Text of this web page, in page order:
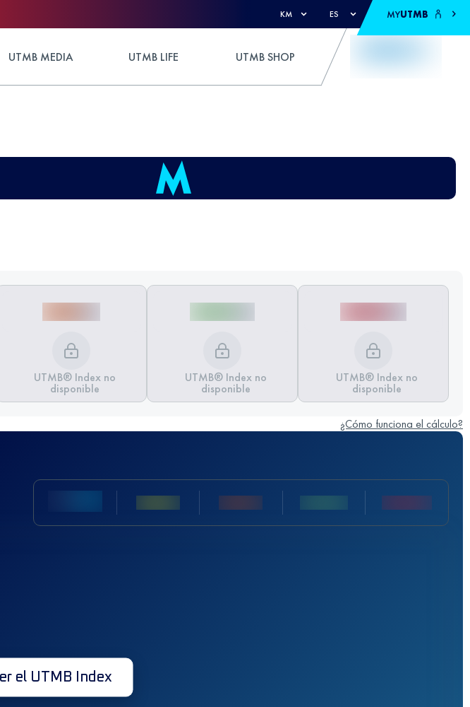
KM ES MYUTMB
UTMB MEDIA UTMB LIFE UTMB SHOP
UTMB® Index no
disponible
UTMB® Index no
disponible
UTMB® Index no
disponible
¿Cómo funciona el cálculo?
el UTMB Index